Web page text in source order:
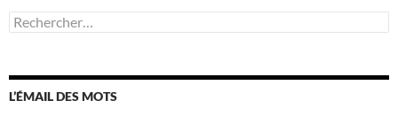
Rechercher :
L’ÉMAIL DES MOTS